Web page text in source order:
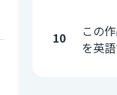
10
この
を英